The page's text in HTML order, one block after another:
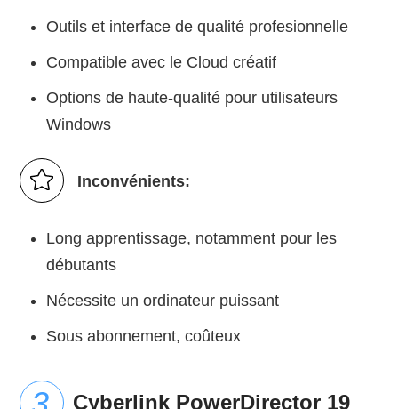
Outils et interface de qualité profesionnelle
Compatible avec le Cloud créatif
Options de haute-qualité pour utilisateurs
Windows
Inconvénients:
Long apprentissage, notamment pour les
débutants
Nécessite un ordinateur puissant
Sous abonnement, coûteux
Cyberlink PowerDirector 19